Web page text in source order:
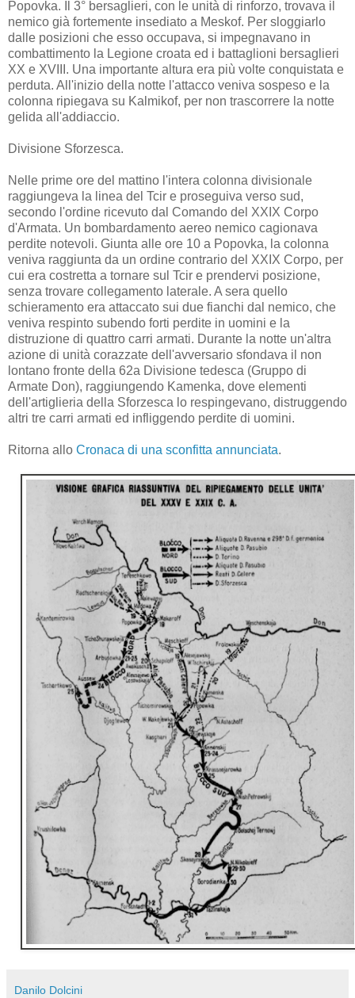
Popovka. Il 3° bersaglieri, con le unità di rinforzo, trovava il
nemico già fortemente insediato a Meskof. Per sloggiarlo
dalle posizioni che esso occupava, si impegnavano in
combattimento la Legione croata ed i battaglioni bersaglieri
XX e XVIII. Una importante altura era più volte conquistata e
perduta. All'inizio della notte l'attacco veniva sospeso e la
colonna ripiegava su Kalmikof, per non trascorrere la notte
gelida all'addiaccio.
Divisione Sforzesca.
Nelle prime ore del mattino l'intera colonna divisionale
raggiungeva la linea del Tcir e proseguiva verso sud,
secondo l'ordine ricevuto dal Comando del XXIX Corpo
d'Armata. Un bombardamento aereo nemico cagionava
perdite notevoli. Giunta alle ore 10 a Popovka, la colonna
veniva raggiunta da un ordine contrario del XXIX Corpo, per
cui era costretta a tornare sul Tcir e prendervi posizione,
senza trovare collegamento laterale. A sera quello
schieramento era attaccato sui due fianchi dal nemico, che
veniva respinto subendo forti perdite in uomini e la
distruzione di quattro carri armati. Durante la notte un'altra
azione di unità corazzate dell'avversario sfondava il non
lontano fronte della 62a Divisione tedesca (Gruppo di
Armate Don), raggiungendo Kamenka, dove elementi
dell'artiglieria della Sforzesca lo respingevano, distruggendo
altri tre carri armati ed infliggendo perdite di uomini.
Ritorna allo Cronaca di una sconfitta annunciata.
Danilo Dolcini